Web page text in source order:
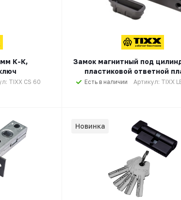
мм К-К,
TIXX CS 60
Замок магнитный под
пластиковой ответной
Есть в наличии Артикул: TIXX
Новинка